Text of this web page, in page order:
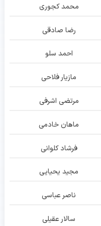
محمد کجوری
رضا صادقی
احمد سلو
مازیار فلاحی
مرتضی اشرفی
ماهان خادمی
فرشاد کلوانی
مجید یحیایی
ناصر عباسی
سالار عقیلی